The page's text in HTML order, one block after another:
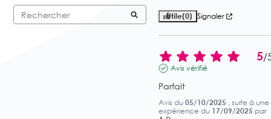
Utile(0) Signaler
5/
Avis vérifié
Parfait
Avis du 05/10/2025 , suite à une
expérience du 17/09/2025 par